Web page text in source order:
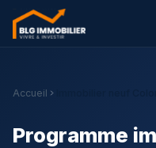
Accueil
Programme